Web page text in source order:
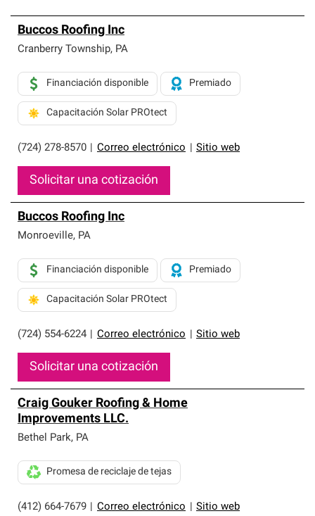
Buccos Roofing Inc
Cranberry Township, PA
(724) 278-8570 Correo electrónico Sitio web
Financiación disponible Premiado
Capacitación Solar PROtect
Solicitar una cotización
Buccos Roofing Inc
Monroeville, PA
(724) 554-6224 Correo electrónico Sitio web
Financiación disponible Premiado
Capacitación Solar PROtect
Solicitar una cotización
Craig Gouker Roofing & Home
Improvements LLC.
Bethel Park, PA
(412) 664-7679 Correo electrónico Sitio web
Promesa de reciclaje de tejas